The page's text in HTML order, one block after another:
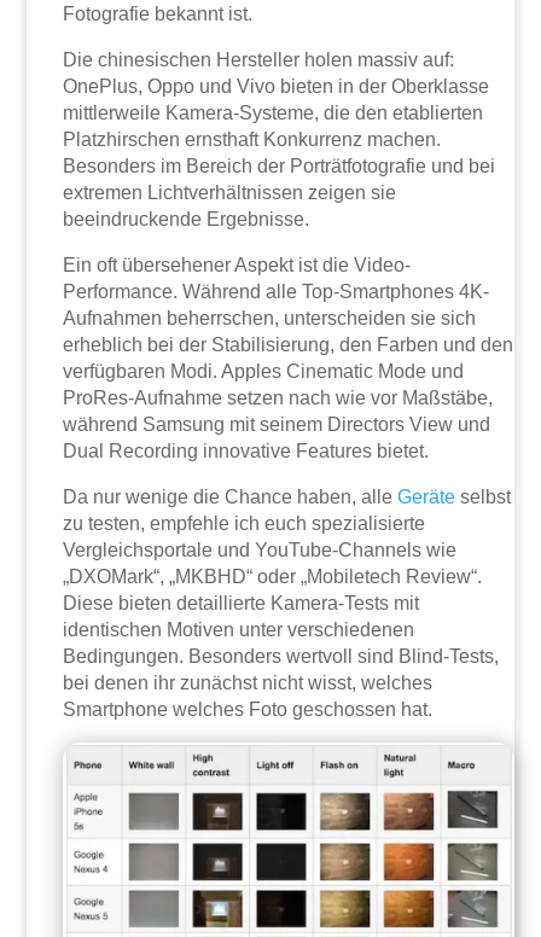
Fotografie bekannt ist.
Die chinesischen Hersteller holen massiv auf:
OnePlus, Oppo und Vivo bieten in der Oberklasse
mittlerweile Kamera-Systeme, die den etablierten
Platzhirschen ernsthaft Konkurrenz machen.
Besonders im Bereich der Porträtfotografie und bei
extremen Lichtverhältnissen zeigen sie
beeindruckende Ergebnisse.
Ein oft übersehener Aspekt ist die Video-
Performance. Während alle Top-Smartphones 4K-
Aufnahmen beherrschen, unterscheiden sie sich
erheblich bei der Stabilisierung, den Farben und den
verfügbaren Modi. Apples Cinematic Mode und
ProRes-Aufnahme setzen nach wie vor Maßstäbe,
während Samsung mit seinem Directors View und
Dual Recording innovative Features bietet.
Da nur wenige die Chance haben, alleGeräte selbst
zu testen, empfehle ich euch spezialisierte
Vergleichsportale und YouTube-Channels wie
„DXOMark“, „MKBHD“ oder „Mobiletech Review“.
Diese bieten detaillierte Kamera-Tests mit
identischen Motiven unter verschiedenen
Bedingungen. Besonders wertvoll sind Blind-Tests,
bei denen ihr zunächst nicht wisst, welches
Smartphone welches Foto geschossen hat.